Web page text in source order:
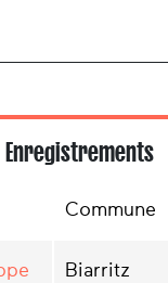
Enregistrements
Commune
Biarritz